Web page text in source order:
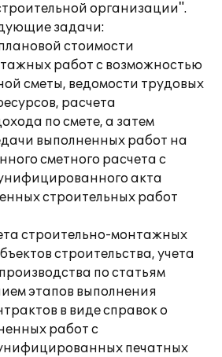
организации".
задачи:
стоимости
работ с возможностью
сметы, ведомости трудовых
расчета
по смете, а затем
выполненных работ на
сметного расчета с
акта
строительных работ
строительно-монтажных
строительства, учета
по статьям
этапов выполнения
в виде справок о
работ с
печатных